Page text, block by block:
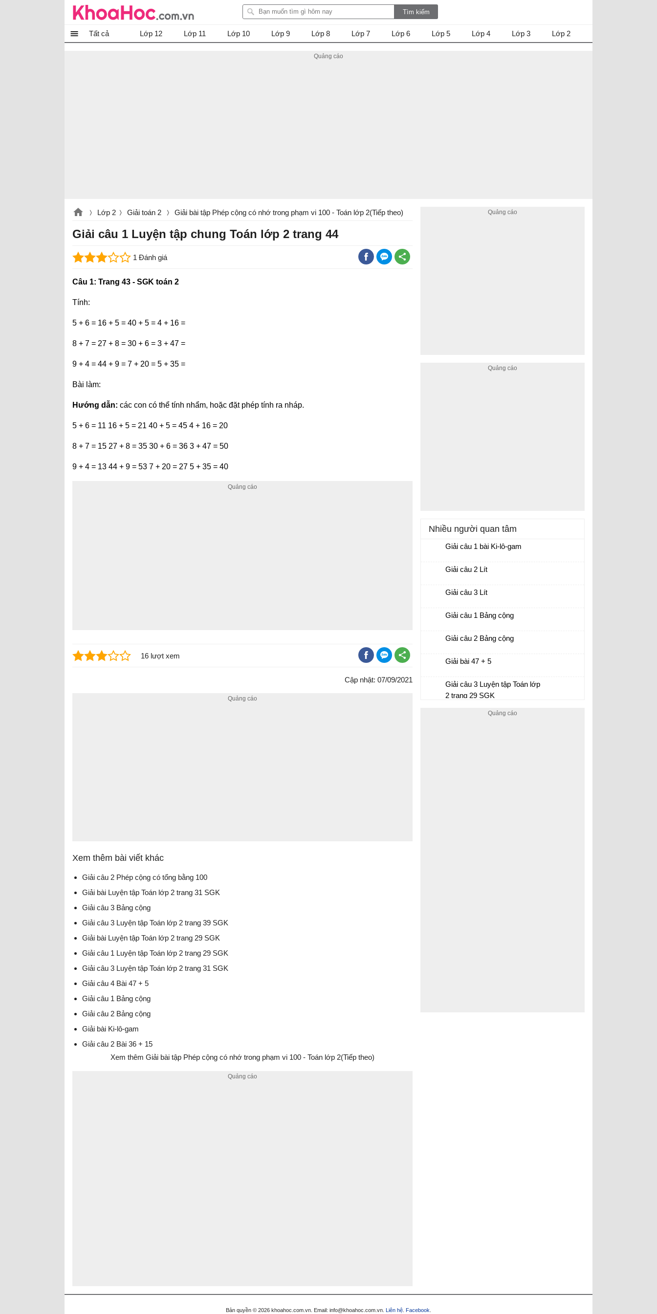
Tất cả Lớp 12 Lớp 11 Lớp 10 Lớp 9 Lớp 8 Lớp 7 Lớp 6 Lớp 5 Lớp 4 Lớp 3 Lớp 2
Lớp 2 Giải toán 2 Giải bài tập Phép cộng có nhớ trong phạm vi 100 - Toán lớp 2(Tiếp theo)
Giải câu 1 Luyện tập chung Toán lớp 2 trang 44
1 Đánh giá
Câu 1: Trang 43 - SGK toán 2
Tính:
5 + 6 = 16 + 5 = 40 + 5 = 4 + 16 =
8 + 7 = 27 + 8 = 30 + 6 = 3 + 47 =
9 + 4 = 44 + 9 = 7 + 20 = 5 + 35 =
Bài làm:
Hướng dẫn: các con có thể tính nhẩm, hoặc đặt phép tính ra nháp.
5 + 6 = 11 16 + 5 = 21 40 + 5 = 45 4 + 16 = 20
8 + 7 = 15 27 + 8 = 35 30 + 6 = 36 3 + 47 = 50
9 + 4 = 13 44 + 9 = 53 7 + 20 = 27 5 + 35 = 40
16 lượt xem
Cập nhật: 07/09/2021
Xem thêm bài viết khác
Giải câu 2 Phép cộng có tổng bằng 100
Giải bài Luyện tập Toán lớp 2 trang 31 SGK
Giải câu 3 Bảng cộng
Giải câu 3 Luyện tập Toán lớp 2 trang 39 SGK
Giải bài Luyện tập Toán lớp 2 trang 29 SGK
Giải câu 1 Luyện tập Toán lớp 2 trang 29 SGK
Giải câu 3 Luyện tập Toán lớp 2 trang 31 SGK
Giải câu 4 Bài 47 + 5
Giải câu 1 Bảng cộng
Giải câu 2 Bảng cộng
Giải bài Ki-lô-gam
Giải câu 2 Bài 36 + 15
Xem thêm Giải bài tập Phép cộng có nhớ trong phạm vi 100 - Toán lớp 2(Tiếp theo)
Nhiều người quan tâm
Giải câu 1 bài Ki-lô-gam
Giải câu 2 Lít
Giải câu 3 Lít
Giải câu 1 Bảng cộng
Giải câu 2 Bảng cộng
Giải bài 47 + 5
Giải câu 3 Luyện tập Toán lớp
2 trang 29 SGK
Bản quyền © 2026 khoahoc.com.vn. Email: info@khoahoc.com.vn Liên hệ Facebook